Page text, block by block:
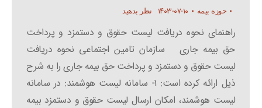
حوزه بیمه ۱۴۰۳-۰۷-۱۰ نظر بدهید
راهنمای نحوه دریافت لیست حقوق و دستمزد و پرداخت
حق بیمه جاری سازمان تامین اجتماعی نحوه دریافت
لیست حقوق و دستمزد و پرداخت حق بیمه جاری را به شرح
ذیل ارائه کرده است: ۱- سامانه لیست هوشمند: در سامانه
لیست هوشمند، امکان ارسال لیست حقوق و دستمزد بیمه